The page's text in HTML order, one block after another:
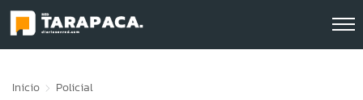
Inicio Policial